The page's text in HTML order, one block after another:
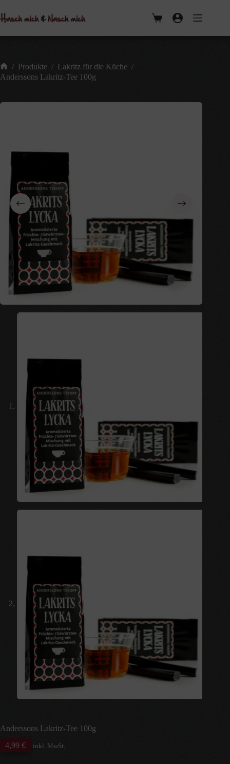
Inhalt
springen
Warenkorb
Start
/ Produkte / Lakritz für die Küche /
Anderssons Lakritz-Tee 100g
Anderssons Lakritz-Tee 100g
4,99 € inkl. MwSt.